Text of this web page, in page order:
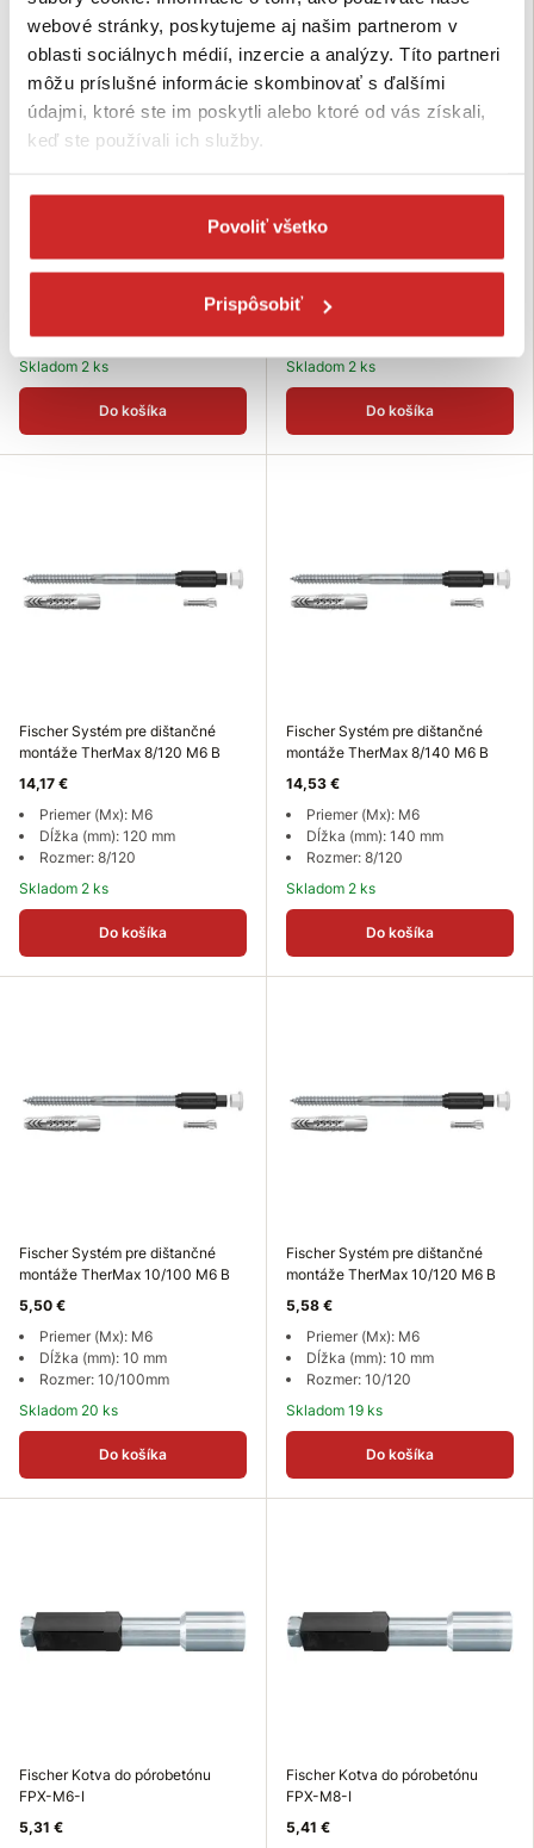
webové stránky, poskytujeme aj našim partnerom v
oblasti sociálnych médií, inzercie a analýzy. Títo partneri
môžu príslušné informácie skombinovať s ďalšími
údajmi, ktoré ste im poskytli alebo ktoré od vás získali,
keď ste používali ich služby.
Povoliť všetko
Prispôsobiť
montáže TherMax 8/80 M6 B
13,41 €
Rozmer: 8/80
Skladom 2 ks
Do košíka
montáže TherMax 8/100 M6 B
13,79 €
Dĺžka (mm): 100 mm
Rozmer: 8/100
Skladom 2 ks
Do košíka
Fischer Systém pre dištančné
montáže TherMax 8/120 M6 B
14,17 €
Priemer (Mx): M6
Dĺžka (mm): 120 mm
Rozmer: 8/120
Skladom 2 ks
Do košíka
Fischer Systém pre dištančné
montáže TherMax 8/140 M6 B
14,53 €
Priemer (Mx): M6
Dĺžka (mm): 140 mm
Rozmer: 8/120
Skladom 2 ks
Do košíka
Fischer Systém pre dištančné
montáže TherMax 10/100 M6 B
5,50 €
Priemer (Mx): M6
Dĺžka (mm): 10 mm
Rozmer: 10/100mm
Skladom 20 ks
Do košíka
Fischer Systém pre dištančné
montáže TherMax 10/120 M6 B
5,58 €
Priemer (Mx): M6
Dĺžka (mm): 10 mm
Rozmer: 10/120
Skladom 19 ks
Do košíka
Fischer Kotva do pórobetónu
FPX-M6-I
5,31 €
Fischer Kotva do pórobetónu
FPX-M8-I
5,41 €